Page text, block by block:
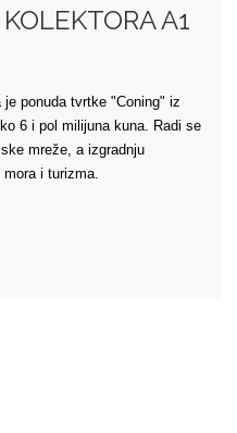
A1
ponuda tvrtke "Coning" iz
6 i pol milijuna kuna. Radi se
mreže, a izgradnju
i turizma.